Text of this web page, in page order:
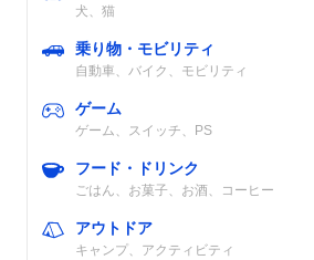
犬、猫
乗り物・モビリティ
自動車、バイク、モビリティ
ゲーム
ゲーム、スイッチ、PS
フード・ドリンク
ごはん、お菓子、お酒、コーヒー
アウトドア
キャンプ、アクティビティ